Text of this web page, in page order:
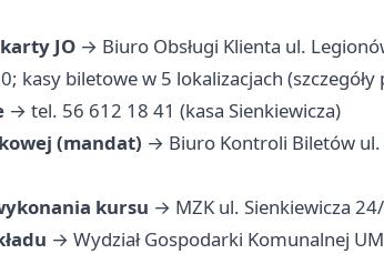
JO → Biuro Obsługi Klienta ul.
kasy biletowe w 5 lokalizacjach (szczegóły
→ tel. 56 612 18 41 (kasa Sienkiewicza)
(mandat) → Biuro Kontroli Biletów
kursu → MZK ul. Sienkiewicza
→ Wydział Gospodarki Komunalnej